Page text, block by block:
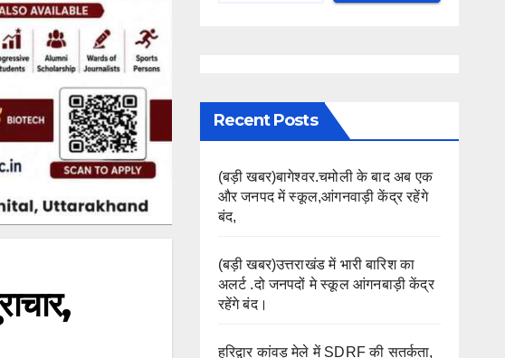
Recent Posts
(बड़ी खबर)बागेश्वर.चमोली के बाद अब एक
और जनपद में स्कूल,आंगनवाड़ी केंद्र रहेंगे
बंद,
(बड़ी खबर)उत्तराखंड में भारी बारिश का
अलर्ट .दो जनपदों मे स्कूल आंगनबाड़ी केंद्र
रहेंगे बंद।
हरिद्वार कांवड़ मेले में SDRF की सतर्कता,